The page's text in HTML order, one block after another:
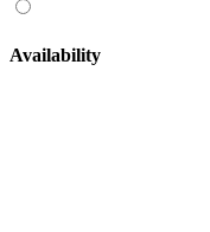
Availability